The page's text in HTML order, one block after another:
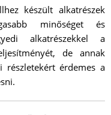
készült alkatrészek
minőséget és
alkatrészekkel a
de annak
részletekért érdemes a